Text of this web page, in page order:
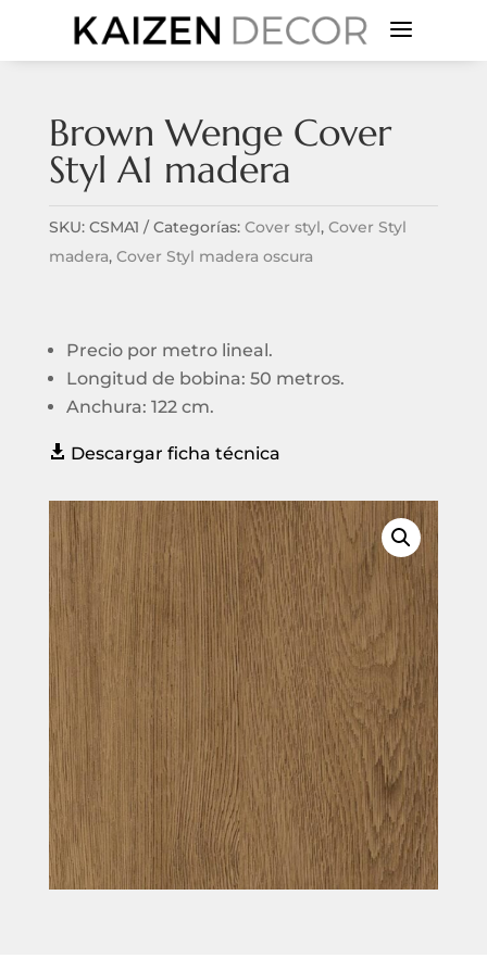
a
Brown Wenge Cover
Styl A1 madera
SKU: CSMA1 Categorías: Cover styl, Cover Styl
madera, Cover Styl madera oscura
Precio por metro lineal.
Longitud de bobina: 50 metros.
Anchura: 122 cm.
 Descargar ficha técnica